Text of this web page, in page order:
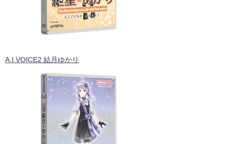
A.I.VOICE2 結月ゆかり